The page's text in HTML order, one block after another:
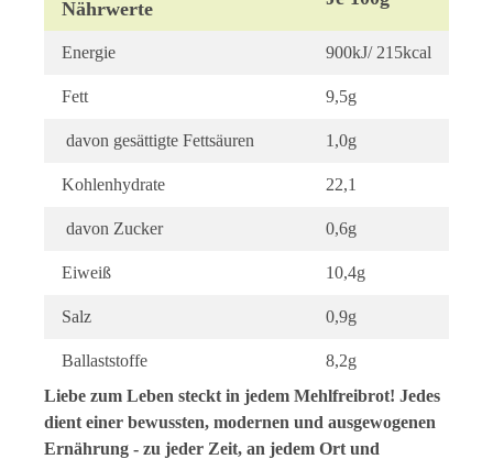
Nährwerte
Energie 900kJ/ 215kcal
Fett 9,5g
davon gesättigte Fettsäuren 1,0g
Kohlenhydrate 22,1
davon Zucker 0,6g
Eiweiß 10,4g
Salz 0,9g
Ballaststoffe
8,2g
Liebe zum Leben steckt in jedem Mehlfreibrot! Jedes
dient einer bewussten, modernen und ausgewogenen
Ernährung - zu jeder Zeit, an jedem Ort und